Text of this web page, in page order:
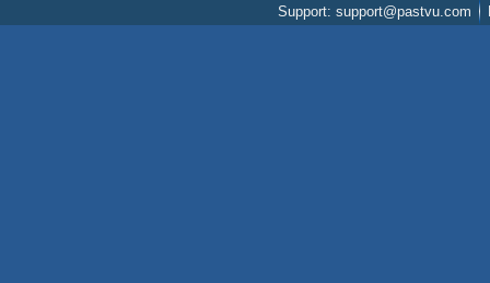
Support: support@pastvu.com